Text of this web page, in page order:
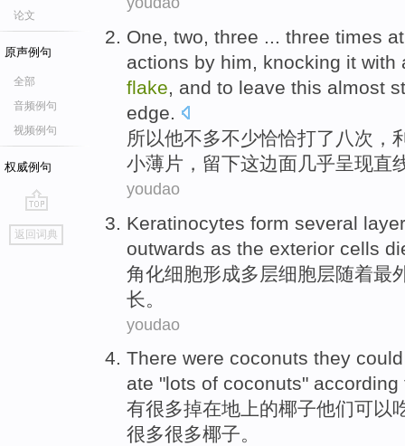
论文
原声例句
全部
音频例句
视频例句
权威例句
go
top
返回词典
One, two, three ... three times
actions by him, knocking it with
flake, and to leave this almost
edge.
所以他不多不少恰恰打了八次 ，
小薄片 ， 留下这边面 几乎呈现直
youdao
Keratinocytes form several
outwards as the exterior cells
角化细胞形成多层细胞层随着最
长 。
youdao
There were coconuts they could
ate "lots of coconuts" according
有很多掉在地上的椰子他们可以
很多很多椰子。